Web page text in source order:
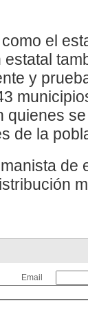
el
y
quienes
de la
de
Email